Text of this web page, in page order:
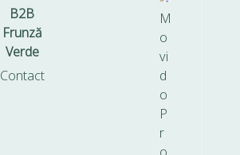
B2B
Frunză
Verde
Contact
M
o
vi
d
o
P
r